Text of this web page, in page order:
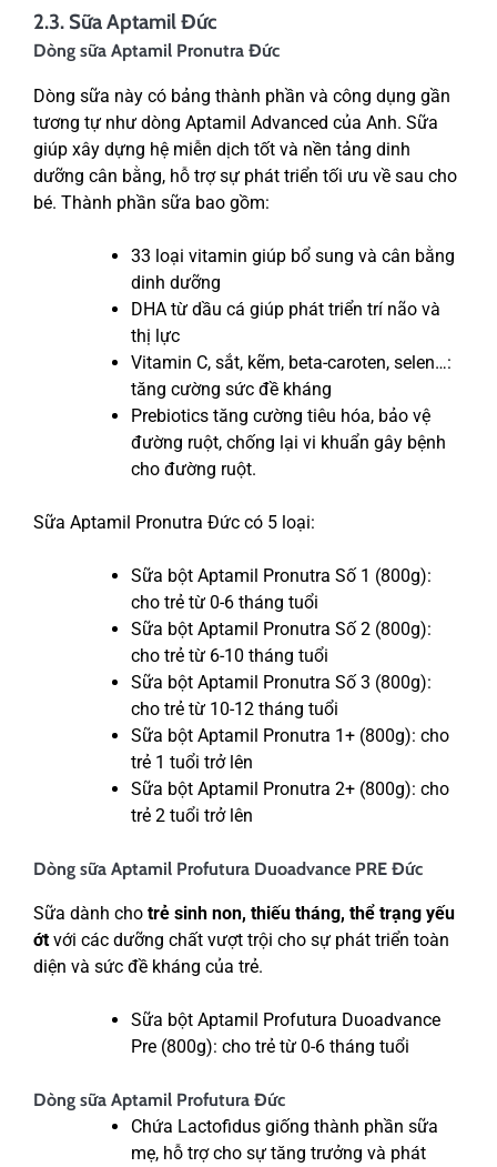
2.3. Sữa Aptamil Đức
Dòng sữa Aptamil Pronutra Đức
Dòng sữa này có bảng thành phần và công dụng gần
tương tự như dòng Aptamil Advanced của Anh. Sữa
giúp xây dựng hệ miễn dịch tốt và nền tảng dinh
dưỡng cân bằng, hỗ trợ sự phát triển tối ưu về sau cho
bé. Thành phần sữa bao gồm:
33 loại vitamin giúp bổ sung và cân bằng
dinh dưỡng
DHA từ dầu cá giúp phát triển trí não và
thị lực
Vitamin C, sắt, kẽm, beta-caroten, selen…:
tăng cường sức đề kháng
Prebiotics tăng cường tiêu hóa, bảo vệ
đường ruột, chống lại vi khuẩn gây bệnh
cho đường ruột.
Sữa Aptamil Pronutra Đức có 5 loại:
Sữa bột Aptamil Pronutra Số 1 (800g):
cho trẻ từ 0-6 tháng tuổi
Sữa bột Aptamil Pronutra Số 2 (800g):
cho trẻ từ 6-10 tháng tuổi
Sữa bột Aptamil Pronutra Số 3 (800g):
cho trẻ từ 10-12 tháng tuổi
Sữa bột Aptamil Pronutra 1+ (800g): cho
trẻ 1 tuổi trở lên
Sữa bột Aptamil Pronutra 2+ (800g): cho
trẻ 2 tuổi trở lên
Dòng sữa Aptamil Profutura Duoadvance PRE Đức
Sữa dành cho trẻ sinh non, thiếu tháng, thể trạng yếu
ớt với các dưỡng chất vượt trội cho sự phát triển toàn
diện và sức đề kháng của trẻ.
Sữa bột Aptamil Profutura Duoadvance
Pre (800g): cho trẻ từ 0-6 tháng tuổi
Dòng sữa Aptamil Profutura Đức
Chứa Lactofidus giống thành phần sữa
mẹ, hỗ trợ cho sự tăng trưởng và phát